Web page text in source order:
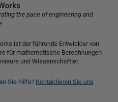
the pace of engineering and
ist der führende Entwickler von
für mathematische Berechnungen
und Wissenschaftler.
Sie Hilfe? Kontaktieren Sie uns